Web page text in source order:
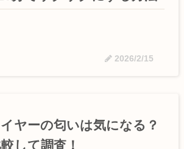
2026/2/15
ヤーの匂いは気になる？
して調査！